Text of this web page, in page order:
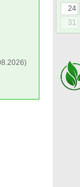
24
31